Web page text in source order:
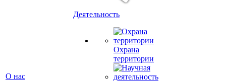
О нас
Деятельность
Охрана
территории